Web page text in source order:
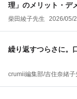
理」のメリット・デ
柴田綾子先生 2026/05/
繰り返すつらさに。
crumii編集部/吉住奈緒子